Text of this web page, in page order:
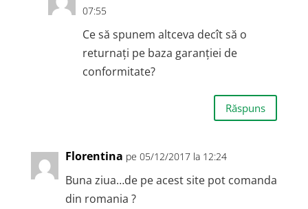
07:55
Ce să spunem altceva decît să o
returnați pe baza garanției de
conformitate?
Răspuns
Florentina pe 05/12/2017 la 12:24
Buna ziua…de pe acest site pot comanda
din romania ?